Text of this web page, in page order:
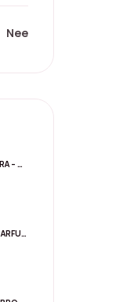
Nee
LANCÔME HYPNÔSE DRAMA MASCARA – 01 EXCESSIVE BLACK
LANCÔME LA VIE EST BELLE EAU DE PARFUM – NAVULBAAR 150 ML